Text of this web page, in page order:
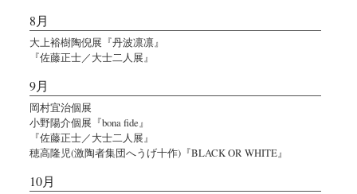
8月
大上裕樹陶倪展『丹波凛凛』
『佐藤正士／大士二人展』
9月
岡村宜治個展
小野陽介個展『bona fide』
『佐藤正士／大士二人展』
穂高隆児(激陶者集団へうげ十作)『BLACK OR WHITE』
10月